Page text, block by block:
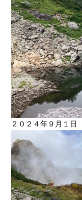
２０２４年９月１日